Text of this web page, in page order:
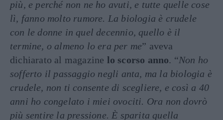
più, e perché non ne ho avuti, e tutte quelle cose
lì, fanno molto rumore. La biologia è crudele
con le donne in quel decennio, quello è il
termine, o almeno lo era per me” aveva
dichiarato al magazine lo scorso anno. “Non ho
sofferto il passaggio negli anta, ma la biologia è
crudele, non ti consente di scegliere, e così a 40
anni ho congelato i miei ovociti. Ora non dovrò
più sentire la pressione. È sparita quella